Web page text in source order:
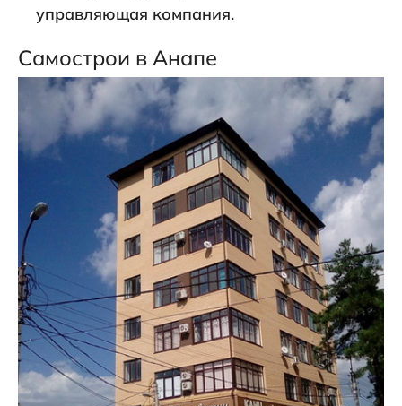
управляющая компания.
Самострои в Анапе